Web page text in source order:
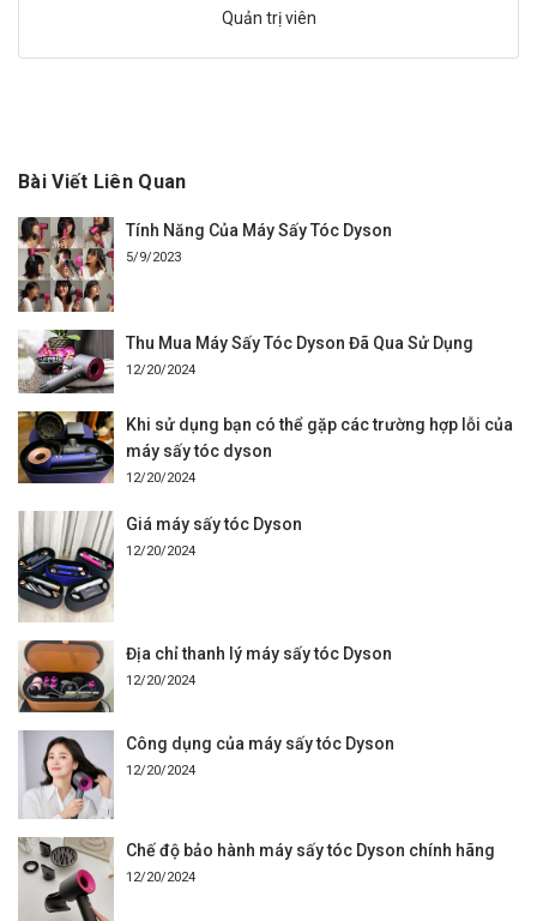
Quản trị viên
Bài Viết Liên Quan
Tính Năng Của Máy Sấy Tóc Dyson
5/9/2023
Thu Mua Máy Sấy Tóc Dyson Đã Qua Sử Dụng
12/20/2024
Khi sử dụng bạn có thể gặp các trường hợp lỗi của
máy sấy tóc dyson
12/20/2024
Giá máy sấy tóc Dyson
12/20/2024
Địa chỉ thanh lý máy sấy tóc Dyson
12/20/2024
Công dụng của máy sấy tóc Dyson
12/20/2024
Chế độ bảo hành máy sấy tóc Dyson chính hãng
12/20/2024